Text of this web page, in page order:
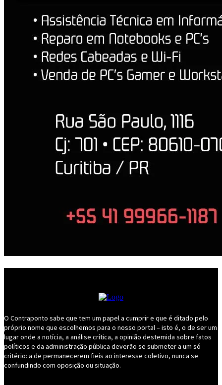
O Contraponto sabe que tem um papel a cumprir e que é ditado pelo
próprio nome que escolhemos para o nosso portal – isto é, o de ser um
lugar onde a notícia, a análise crítica, a opinião destemida sobre fatos
políticos e da administração pública deverão se submeter a um só
critério: a de permanecerem fieis ao interesse coletivo, nunca se
confundindo com oposição ou situação.